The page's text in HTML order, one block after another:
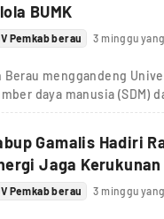
BUMK
Pemkab berau 3 minggu
Berau menggandeng
daya manusia (SDM)
Gamalis Hadiri
Jaga
Pemkab berau 3 minggu